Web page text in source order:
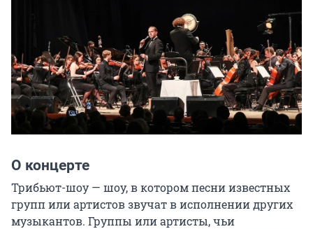
О концерте
Трибьют-шоу — шоу, в котором песни известных
групп или артистов звучат в исполнении других
музыкантов. Группы или артисты, чьи